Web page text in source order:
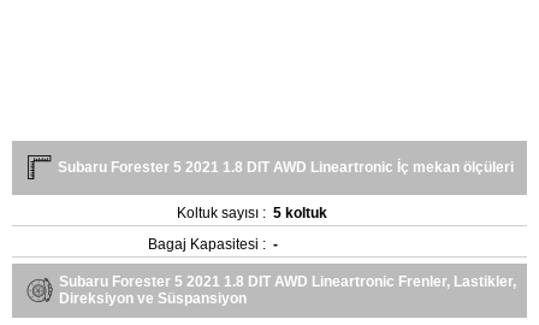
Subaru Forester 5 2021 1.8 DIT AWD Lineartronic İç mekan ölçüleri
Koltuk sayısı : 5 koltuk
Bagaj Kapasitesi : -
Subaru Forester 5 2021 1.8 DIT AWD Lineartronic Frenler, Lastikler,
Direksiyon ve Süspansiyon